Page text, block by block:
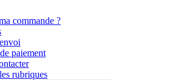
commande ?
paiement
rubriques